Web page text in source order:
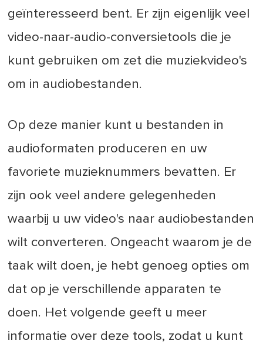
geïnteresseerd bent. Er zijn eigenlijk veel
video-naar-audio-conversietools die je
kunt gebruiken om zet die muziekvideo's
om in audiobestanden.
Op deze manier kunt u bestanden in
audioformaten produceren en uw
favoriete muzieknummers bevatten. Er
zijn ook veel andere gelegenheden
waarbij u uw video's naar audiobestanden
wilt converteren. Ongeacht waarom je de
taak wilt doen, je hebt genoeg opties om
dat op je verschillende apparaten te
doen. Het volgende geeft u meer
informatie over deze tools, zodat u kunt